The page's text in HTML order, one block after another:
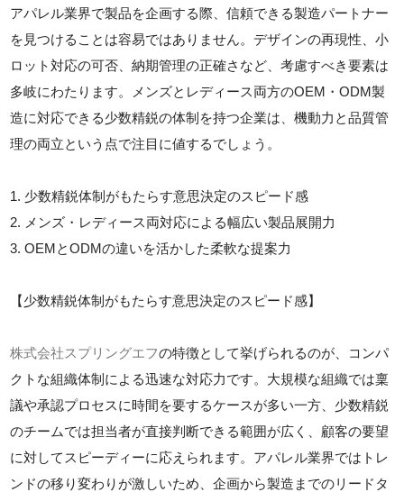
アパレル業界で製品を企画する際、信頼できる製造パートナー
を見つけることは容易ではありません。デザインの再現性、小
ロット対応の可否、納期管理の正確さなど、考慮すべき要素は
多岐にわたります。メンズとレディース両方のOEM・ODM製
造に対応できる少数精鋭の体制を持つ企業は、機動力と品質管
理の両立という点で注目に値するでしょう。
1. 少数精鋭体制がもたらす意思決定のスピード感
2. メンズ・レディース両対応による幅広い製品展開力
3. OEMとODMの違いを活かした柔軟な提案力
【少数精鋭体制がもたらす意思決定のスピード感】
株式会社スプリングエフの特徴として挙げられるのが、コンパ
クトな組織体制による迅速な対応力です。大規模な組織では稟
議や承認プロセスに時間を要するケースが多い一方、少数精鋭
のチームでは担当者が直接判断できる範囲が広く、顧客の要望
に対してスピーディーに応えられます。アパレル業界ではトレ
ンドの移り変わりが激しいため、企画から製造までのリードタ